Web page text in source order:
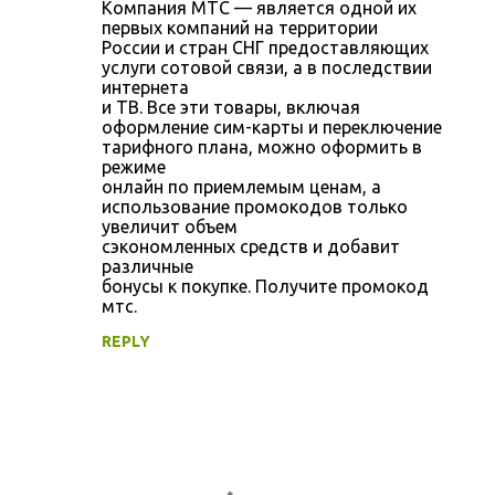
Компания МТС — является одной их
первых компаний на территории
России и стран СНГ предоставляющих
услуги сотовой связи, а в последствии
интернета
и ТВ. Все эти товары, включая
оформление сим-карты и переключение
тарифного плана, можно оформить в
режиме
онлайн по приемлемым ценам, а
использование промокодов только
увеличит объем
сэкономленных средств и добавит
различные
бонусы к покупке. Получите промокод
мтс.
REPLY